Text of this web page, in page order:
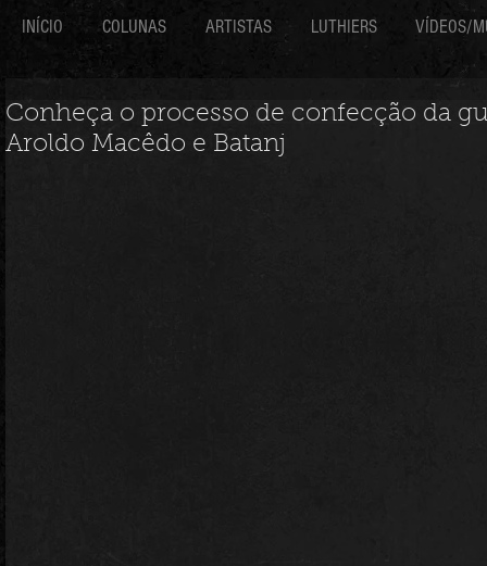
INÍCIO COLUNAS ARTISTAS LUTHIERS VÍDEOS/
Conheça o processo de confecção da
Aroldo Macêdo e Batanj